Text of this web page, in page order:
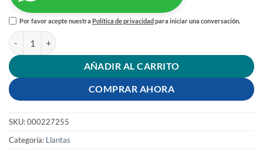
Por favor acepte nuestraPolítica de privacidadpara iniciar una conversación.
LLANTA 205/45 RIN 17 ZR 88Y PS71 KUMHO cantidad
AÑADIR AL CARRITO
COMPRAR AHORA
SKU:000227255
Categoría: Llantas